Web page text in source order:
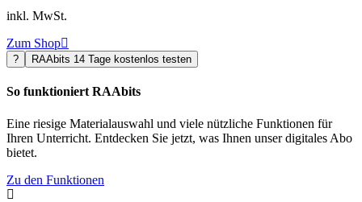
inkl. MwSt.
Zum Shop
? RAAbits 14 Tage kostenlos testen
So funktioniert RAAbits
Eine riesige Materialauswahl und viele nützliche Funktionen für
Ihren Unterricht. Entdecken Sie jetzt, was Ihnen unser digitales Abo
bietet.
Zu den Funktionen
